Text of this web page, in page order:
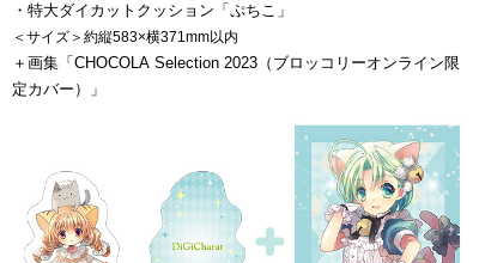
・特大ダイカットクッション「ぷちこ」
＜サイズ＞約縦583×横371mm以内
＋画集「CHOCOLA Selection 2023（ブロッコリーオンライン限
定カバー）」